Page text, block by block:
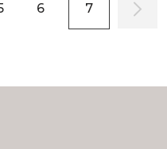
6 7